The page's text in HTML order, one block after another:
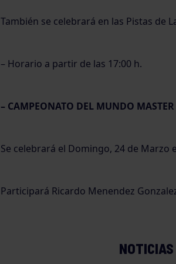
También se celebrará en las Pistas de
– Horario a partir de las 17:00 h.
– CAMPEONATO DEL MUNDO
Se celebrará el Domingo, 24 de Marzo
Participará Ricardo Menendez